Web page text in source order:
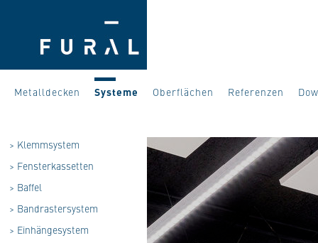
Metalldecken Systeme Oberflächen Referenzen
> Klemmsystem
> Fensterkassetten
> Baffel
> Bandrastersystem
> Einhängesystem